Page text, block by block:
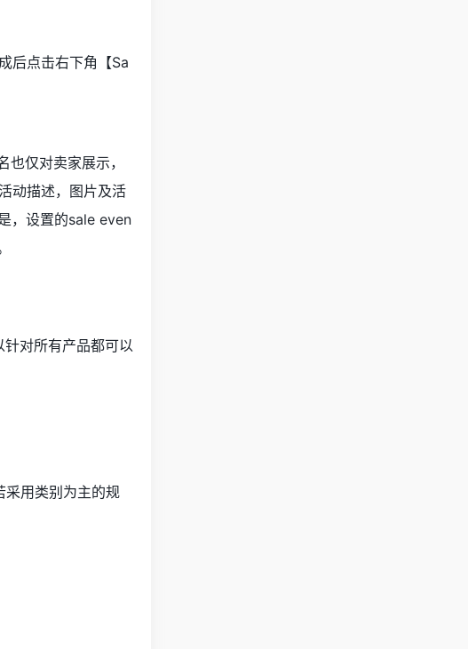
后点击右下角【Sa
仅对卖家展示，
动描述，图片及活
，设置的sale even
对所有产品都可以
用类别为主的规